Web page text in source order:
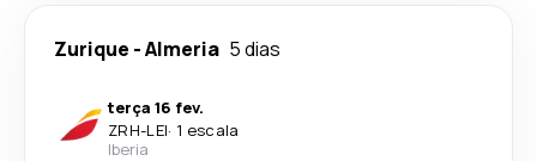
Zurique -Almeria 5 dias
terça 16 fev.
ZRH-LEI· 1 escala
Iberia